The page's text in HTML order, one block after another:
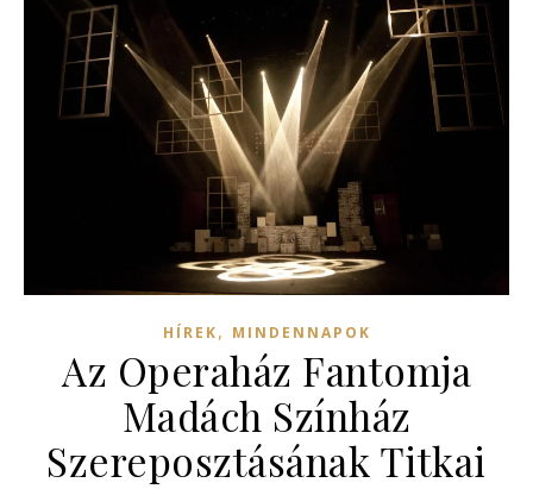
HÍREK, MINDENNAPOK
Az Operaház Fantomja
Madách Színház
Szereposztásának Titkai